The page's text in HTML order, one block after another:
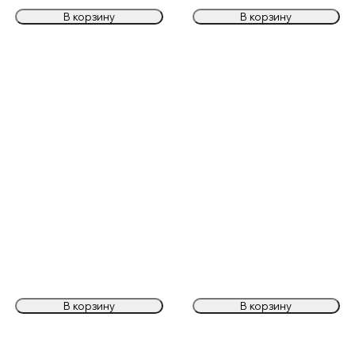
В корзину В корзину
В корзину В корзину